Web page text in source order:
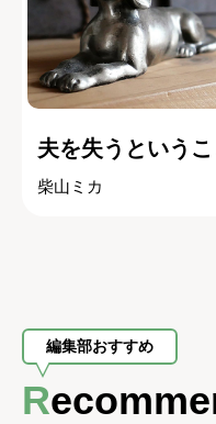
夫を失うというこ
柴山ミカ
編集部おすすめ